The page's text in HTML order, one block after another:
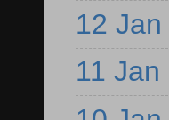
12 Jan
11 Jan